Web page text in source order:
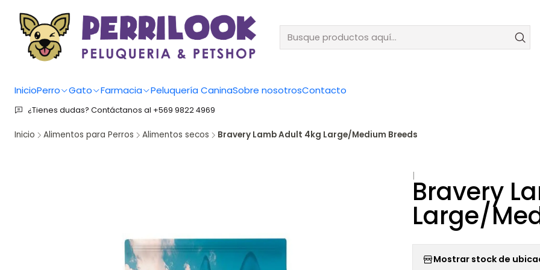
InicioPerro Gato Farmacia Peluquería CaninaSobre nosotrosContacto
¿Tienes dudas? Contáctanos al +569 9822 4969
Inicio Alimentos para Perros Alimentos secos Bravery Lamb Adult 4kg Large/Medium Breeds
|Bravery
Large/
Mostrar stock de